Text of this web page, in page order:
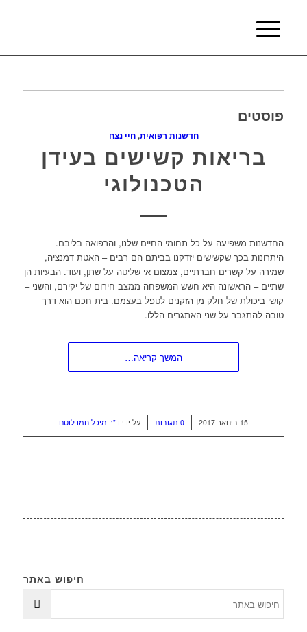
פוסטים
חדשנות רפואית,חיי נצח
בריאות קשישים בעידן
הטכנולוגי
החדשנות משפיעה על כל תחומי החיים שלנו, והרפואה בליבם.
היתרונות בכך שקשישים יזדקנו בביתם הם רבים – האטת דמנציה,
שמירה על קשרים חברתיים, צמצום אי שליטה על שתן, ועוד. הבעיות הן
שתיים – הראשונה היא חשש המשפחה ממצב חירום של יקירם, והשני –
קושי ביכולת של חלק מן הזקנים לטפל בעצמם. בית חכם הוא דרך
טובה להתגבר על שני האתגרים הללו.
המשך קריאה…
15 בינואר 2017 / 0 תגובות על ידי ד"ר מיכל חמו לוטם
חיפוש באתר